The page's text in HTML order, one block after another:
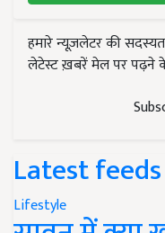
हमारे न्यूज़लेटर की
लेटेस्ट ख़बरें मेल पर पढ़ने
Latest feeds
Lifestyle